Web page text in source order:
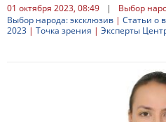
01 октября 2023, 08:49 |
Выбор
Выбор народа: эксклюзив | Статьи о
2023 | Точка зрения | Эксперты